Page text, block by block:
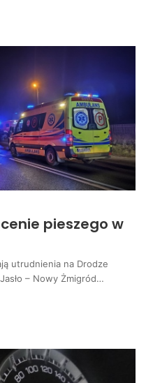
pieszego w
utrudnienia na Drodze
– Nowy Żmigród…